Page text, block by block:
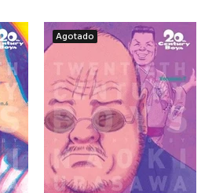
Agotado